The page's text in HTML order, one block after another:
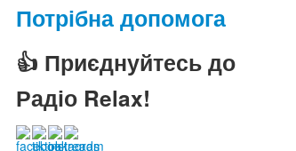
Потрібна допомога
👍 Приєднуйтесь до
Радіо Relax!